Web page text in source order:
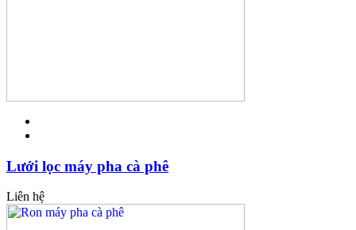
Lưới lọc máy pha cà phê
Liên hệ